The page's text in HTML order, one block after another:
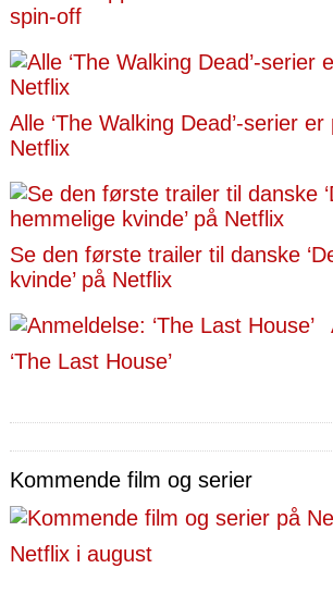
spin-off
Alle ‘The Walking Dead’-serier er
Netflix
Se den første trailer til danske
kvinde’ på Netflix
‘The Last House’
Kommende film og serier
Netflix i august